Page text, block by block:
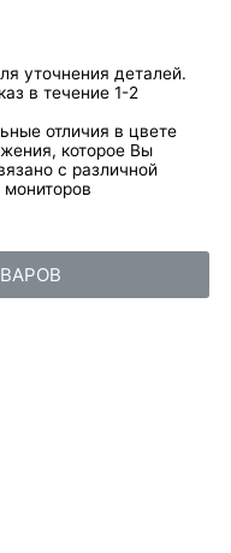
уточнения деталей.
в течение 1-2
отличия в цвете
которое Вы
с различной